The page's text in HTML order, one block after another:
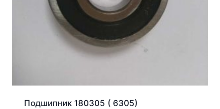
Подшипник 180305 ( 6305)